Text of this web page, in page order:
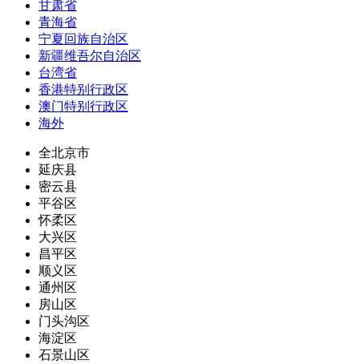
甘肃省
青海省
宁夏回族自治区
新疆维吾尔自治区
台湾省
香港特别行政区
澳门特别行政区
海外
全北京市
延庆县
密云县
平谷区
怀柔区
大兴区
昌平区
顺义区
通州区
房山区
门头沟区
海淀区
石景山区